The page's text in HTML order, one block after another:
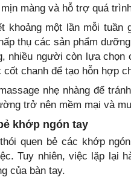
màng và hỗ trợ quá
khoảng một lần mỗi tuần
thụ các sản phẩm
nhiều người còn lựa chọn
chanh để tạo hỗn hợp
nhẹ nhàng để
trở nên mềm mại và
khớp ngón tay
quen bẻ các khớp
Tuy nhiên, việc lặp lại
của bàn tay.